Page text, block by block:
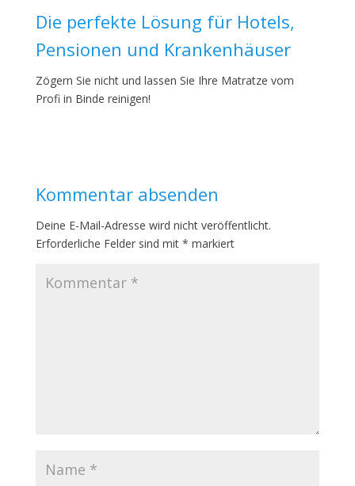
Die perfekte Lösung für Hotels,
Pensionen und Krankenhäuser
Zögern Sie nicht und lassen Sie Ihre Matratze vom
Profi in Binde reinigen!
Kommentar absenden
Deine E-Mail-Adresse wird nicht veröffentlicht.
Erforderliche Felder sind mit * markiert